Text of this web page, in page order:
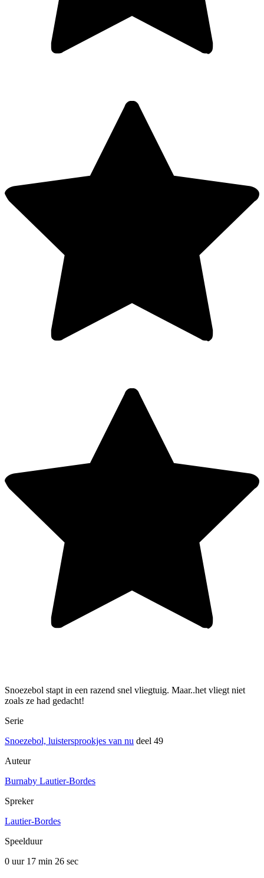
Snoezebol stapt in een razend snel vliegtuig. Maar..het vliegt niet
zoals ze had gedacht!
Serie
Snoezebol, luistersprookjes van nu deel 49
Auteur
Burnaby Lautier-Bordes
Spreker
Lautier-Bordes
Speelduur
0 uur 17 min 26 sec